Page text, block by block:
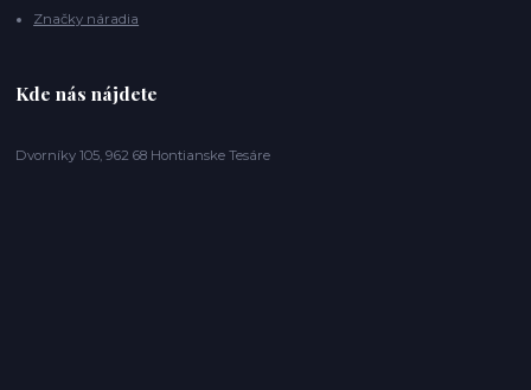
Značky náradia
Kde nás nájdete
Dvorníky 105, 962 68 Hontianske Tesáre